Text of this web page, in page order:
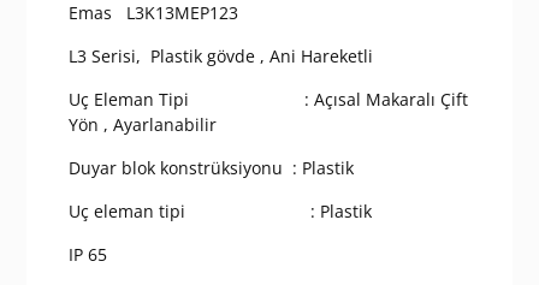
mm
Ayarlanabilir
Kollu
Ani
Hareketli
1NO+1NC
Sınır
Emas L3K13MEP123
L3 Serisi, Plastik gövde , Ani Hareketli
Uç Eleman Tipi : Açısal Makaralı Çift
Yön , Ayarlanabilir
Duyar blok konstrüksiyonu : Plastik
Uç eleman tipi : Plastik
IP 65